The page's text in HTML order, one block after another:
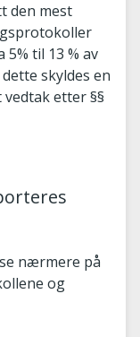
den mest
til 13 % av
skyldes en
etter §§
nærmere på
og